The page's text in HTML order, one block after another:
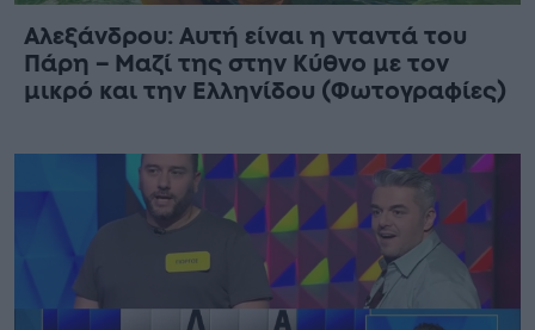
Αλεξάνδρου: Αυτή είναι η νταντά του
Πάρη – Μαζί της στην Κύθνο με τον
μικρό και την Ελληνίδου (Φωτογραφίες)